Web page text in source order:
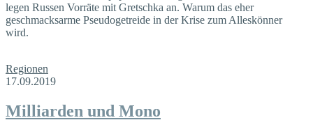
legen Russen Vorräte mit Gretschka an. Warum das eher
geschmacksarme Pseudogetreide in der Krise zum Alleskönner
wird.
Regionen
17.09.2019
Milliarden und Mono